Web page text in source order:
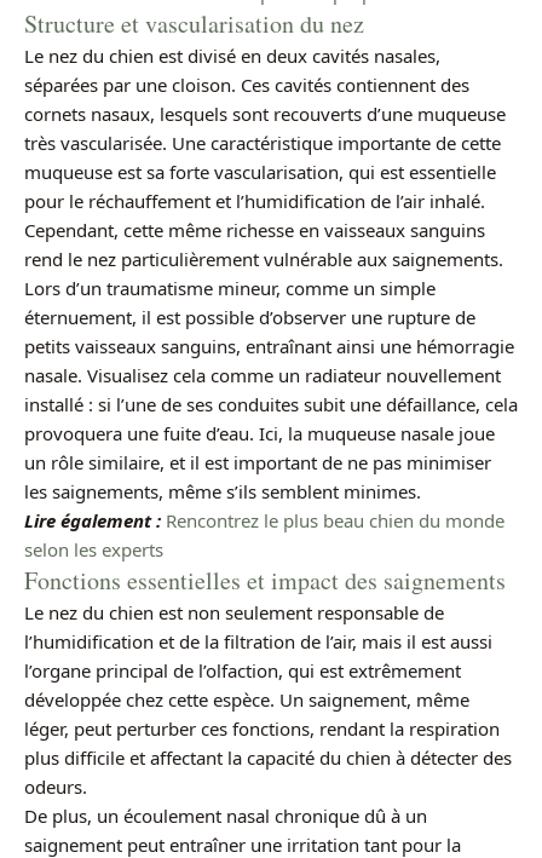
Structure et vascularisation du nez
Le nez du chien est divisé en deux cavités nasales,
séparées par une cloison. Ces cavités contiennent des
cornets nasaux, lesquels sont recouverts d’une muqueuse
très vascularisée. Une caractéristique importante de cette
muqueuse est sa forte vascularisation, qui est essentielle
pour le réchauffement et l’humidification de l’air inhalé.
Cependant, cette même richesse en vaisseaux sanguins
rend le nez particulièrement vulnérable aux saignements.
Lors d’un traumatisme mineur, comme un simple
éternuement, il est possible d’observer une rupture de
petits vaisseaux sanguins, entraînant ainsi une hémorragie
nasale. Visualisez cela comme un radiateur nouvellement
installé : si l’une de ses conduites subit une défaillance, cela
provoquera une fuite d’eau. Ici, la muqueuse nasale joue
un rôle similaire, et il est important de ne pas minimiser
les saignements, même s’ils semblent minimes.
Lire également : Rencontrez le plus beau chien du monde
selon les experts
Fonctions essentielles et impact des saignements
Le nez du chien est non seulement responsable de
l’humidification et de la filtration de l’air, mais il est aussi
l’organe principal de l’olfaction, qui est extrêmement
développée chez cette espèce. Un saignement, même
léger, peut perturber ces fonctions, rendant la respiration
plus difficile et affectant la capacité du chien à détecter des
odeurs.
De plus, un écoulement nasal chronique dû à un
saignement peut entraîner une irritation tant pour la